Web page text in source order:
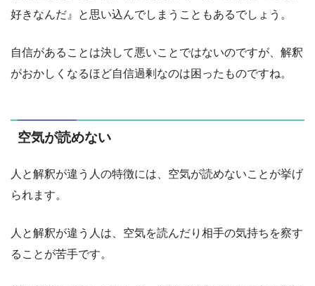
好きなんだ』と思い込んでしまうこともあるでしょう。
自信があることは決して悪いことではないのですが、解釈
がおかしくなるほど自信過剰なのは困ったものですね。
空気が読めない
人と解釈が違う人の特徴には、空気が読めないことが挙げ
られます。
人と解釈が違う人は、空気を読んだり相手の気持ちを察す
ることが苦手です。